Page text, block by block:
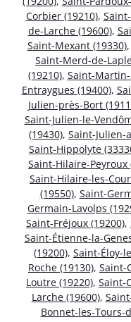
Corbier (19210),
de-Larche (19600),
Saint-Mexant (19330),
Saint-Merd-de-
(19210), Saint-
Entraygues (19400),
Julien-près-Bort
Saint-Julien-le-
(19430), Saint-Julien-
Saint-Hippolyte
Saint-Hilaire-Peyroux
Saint-Hilaire-les-
(19550), Saint-
Germain-Lavolps
Saint-Fréjoux (19200),
Saint-Étienne-la-
(19200), Saint-Éloy-
Roche (19130), Saint-
Loutre (19220), Saint-
Larche (19600),
Bonnet-les-Tours-